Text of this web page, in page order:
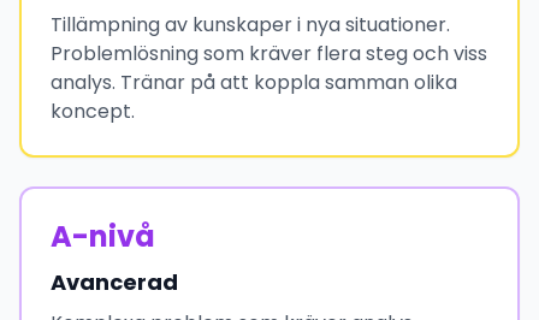
Tillämpning av kunskaper i nya situationer.
Problemlösning som kräver flera steg och viss
analys. Tränar på att koppla samman olika
koncept.
A-nivå
Avancerad